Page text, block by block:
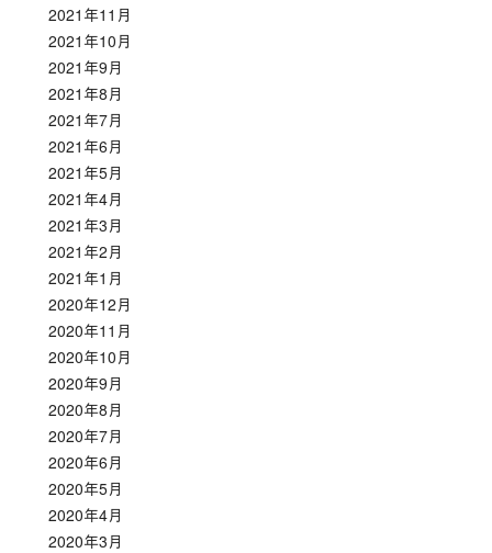
2021年11月
2021年10月
2021年9月
2021年8月
2021年7月
2021年6月
2021年5月
2021年4月
2021年3月
2021年2月
2021年1月
2020年12月
2020年11月
2020年10月
2020年9月
2020年8月
2020年7月
2020年6月
2020年5月
2020年4月
2020年3月